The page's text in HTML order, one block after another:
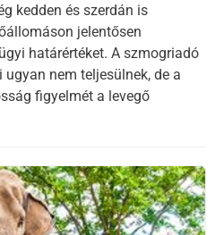
kedden és szerdán is
jelentősen
határértéket. A szmogriadó
nem teljesülnek, de a
figyelmét a levegő